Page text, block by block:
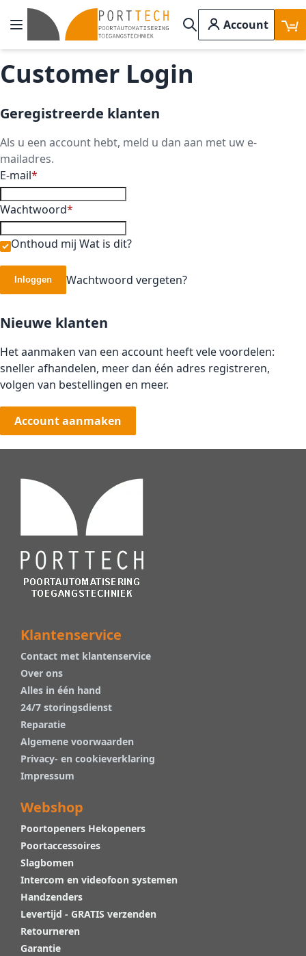
Ga naar de inhoud
Toggle Nav
Search
Account
Customer Login
Geregistreerde klanten
Als u een account hebt, meld u dan aan met uw e-
mailadres.
E-mail
Wachtwoord
Onthoud mij Wat is dit?
Inloggen Wachtwoord vergeten?
Nieuwe klanten
Het aanmaken van een account heeft vele voordelen:
sneller afhandelen, meer dan één adres registreren,
volgen van bestellingen en meer.
Account aanmaken
Klantenservice
Contact met klantenservice
Over ons
Alles in één hand
24/7 storingsdienst
Reparatie
Algemene voorwaarden
Privacy- en cookieverklaring
Impressum
Webshop
Poortopeners Hekopeners
Poortaccessoires
Slagbomen
Intercom en videofoon systemen
Handzenders
Levertijd - GRATIS verzenden
Retourneren
Garantie